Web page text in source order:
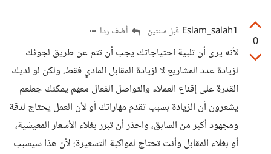
0
Eslam_salah1 قبل سنتين أضف ردا
لأنه يرى أن تلبية احتياجاتك يجب أن تتم عن طريق لجوئك
لزيادة عدد المشاريع لا لزيادة المقابل المادي فقط، ولكن لو لديك
القدرة على إقناع العملاء والتواصل الفعال معهم يمكنك جعلعم
يشعرون أن الزيادة بسبب تقدم مهاراتك أو لأن العمل يحتاج لدقة
ومجهود أكبر من السابق، واحذر أن تبرر بغلاء الأسعار المعيشية،
أو بغلاء المقابل وأنت تحتاج لمواكبة التسعيرة؛ لأن هذا سيسبب